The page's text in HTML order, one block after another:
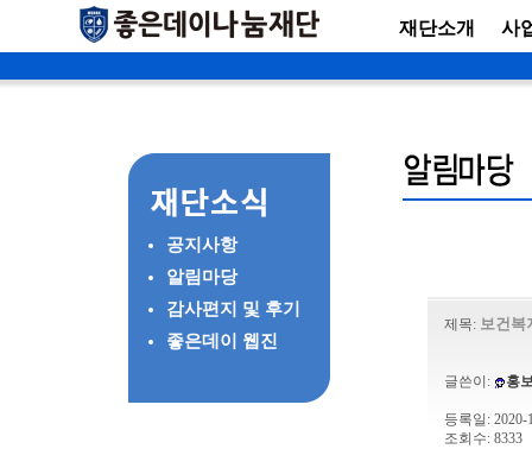
재단소개 사
공지사항
알림마당
감사편지 및 후기
좋은데이 웹진
제목: 보건복
글쓴이: 홍
등록일: 2020-
조회수: 8333